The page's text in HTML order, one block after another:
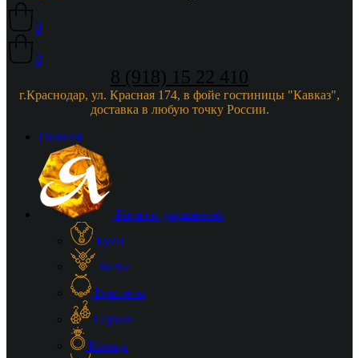
0
0
8 (918) 15 22 410
г.Краснодар, ул. Красная 174, в фойе гостиницы "Кавказ",
доставка в любую точку России.
Главная
Каталог украшений
Бусы
Колье
Браслеты
Серьги
Кольца